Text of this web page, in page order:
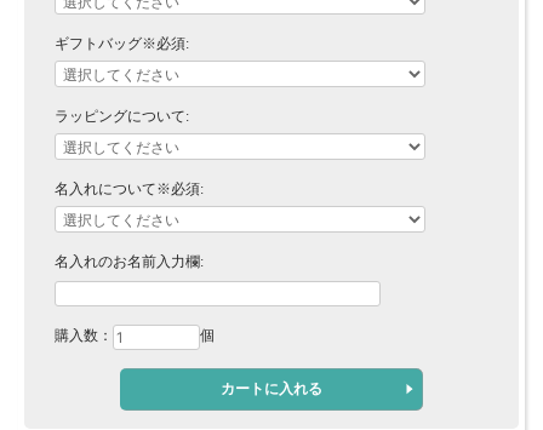
ギフトバッグ※必須:
ラッピングについて:
名入れについて※必須:
名入れのお名前入力欄:
購入数： 個